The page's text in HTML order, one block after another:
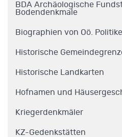
BDA Archäologische
Bodendenkmale
Biographien von Oö.
Historische
Historische Landkarten
Hofnamen und
Kriegerdenkmäler
KZ-Gedenkstätten